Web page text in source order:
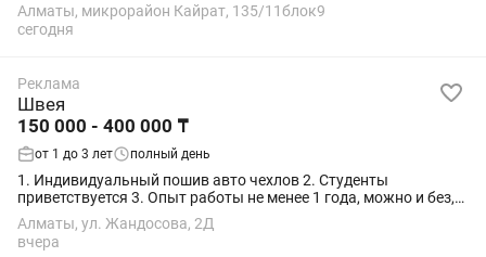
Алматы, микрорайон Кайрат, 135/11блок9
сегодня
Реклама
Швея
150 000 - 400 000 ₸
от 1 до 3 лет полный день
1. Индивидуальный пошив авто чехлов 2. Студенты
приветствуется 3. Опыт работы не менее 1 года, можно и без,
обучаем сами. 4. Ответственный и пунктуальный 5. Возраст от
18-40лет 6. Полный рабочий...
Алматы, ул. Жандосова, 2Д
вчера